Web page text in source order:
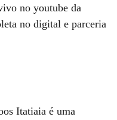
no youtube da
no digital e parceria
Itatiaia é uma